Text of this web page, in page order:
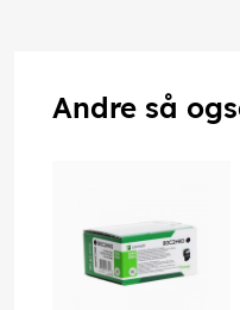
Andre så